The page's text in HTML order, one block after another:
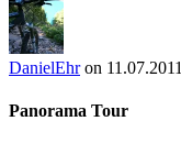
DanielEhron 11.07.2011
Panorama Tour